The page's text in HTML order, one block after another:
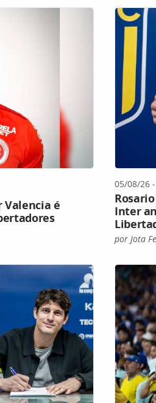
Valencia é
05/08/26
Inter
por Jota